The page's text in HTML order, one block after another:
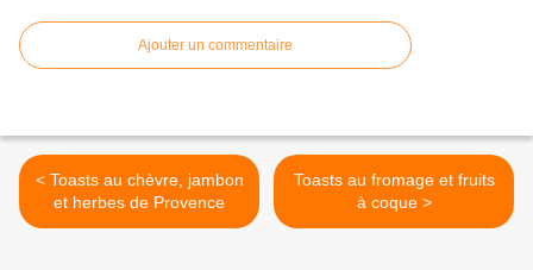
Ajouter un commentaire
< Toasts au chèvre, jambon
et herbes de Provence
Toasts au fromage et fruits
à coque >